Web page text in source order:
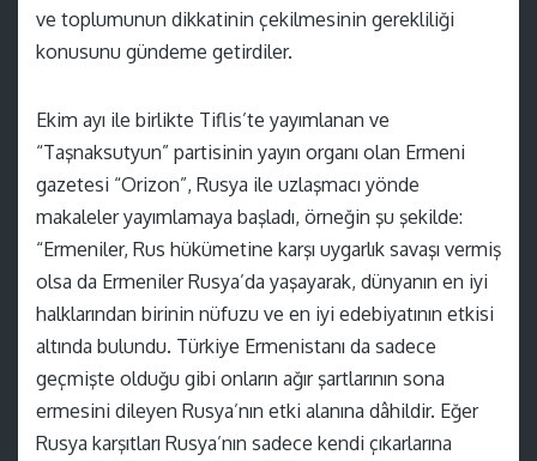
ve toplumunun dikkatinin çekilmesinin gerekliliği
konusunu gündeme getirdiler.
Ekim ayı ile birlikte Tiflis’te yayımlanan ve
“Taşnaksutyun” partisinin yayın organı olan Ermeni
gazetesi “Orizon”, Rusya ile uzlaşmacı yönde
makaleler yayımlamaya başladı, örneğin şu şekilde:
“Ermeniler, Rus hükümetine karşı uygarlık savaşı vermiş
olsa da Ermeniler Rusya’da yaşayarak, dünyanın en iyi
halklarından birinin nüfuzu ve en iyi edebiyatının etkisi
altında bulundu. Türkiye Ermenistanı da sadece
geçmişte olduğu gibi onların ağır şartlarının sona
ermesini dileyen Rusya’nın etki alanına dâhildir. Eğer
Rusya karşıtları Rusya’nın sadece kendi çıkarlarına